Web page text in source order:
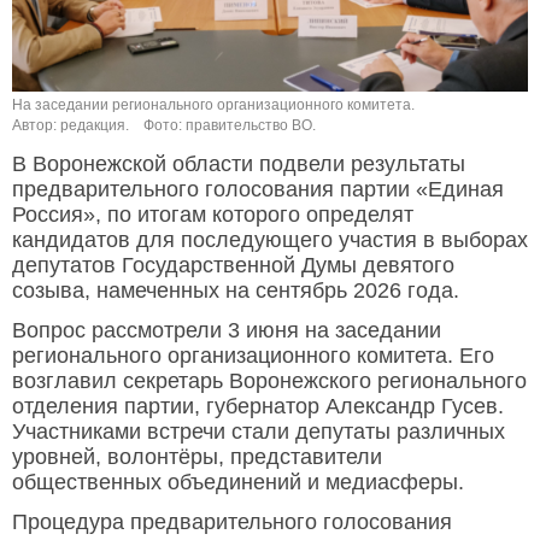
На заседании регионального организационного комитета.
Автор: редакция.
Фото: правительство ВО.
В Воронежской области подвели результаты
предварительного голосования партии «Единая
Россия», по итогам которого определят
кандидатов для последующего участия в выборах
депутатов Государственной Думы девятого
созыва, намеченных на сентябрь 2026 года.
Вопрос рассмотрели 3 июня на заседании
регионального организационного комитета. Его
возглавил секретарь Воронежского регионального
отделения партии, губернатор Александр Гусев.
Участниками встречи стали депутаты различных
уровней, волонтёры, представители
общественных объединений и медиасферы.
Процедура предварительного голосования